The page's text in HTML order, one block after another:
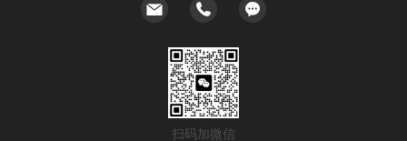
扫码加微信